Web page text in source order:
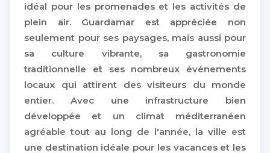
idéal pour les promenades et les activités de
plein air. Guardamar est appréciée non
seulement pour ses paysages, mais aussi pour
sa culture vibrante, sa gastronomie
traditionnelle et ses nombreux événements
locaux qui attirent des visiteurs du monde
entier. Avec une infrastructure bien
développée et un climat méditerranéen
agréable tout au long de l'année, la ville est
une destination idéale pour les vacances et les